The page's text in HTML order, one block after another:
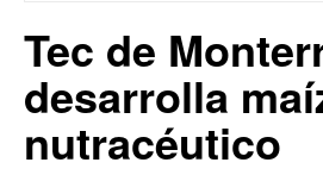
Tec de
desarrolla
nutracéutico